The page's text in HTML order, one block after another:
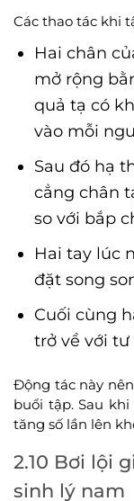
Các thao tác khi
Hai chân
mở rộng
quả tạ có
vào mỗi
Sau đó hạ
cẳng chân
so với bắp
Hai tay lúc
đặt song
Cuối cùng
trở về với
Động tác này
buổi tập. Sau
tăng số lần lên
2.10 Bơi lội
sinh lý nam